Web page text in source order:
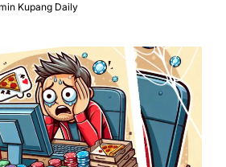
Kupang Daily